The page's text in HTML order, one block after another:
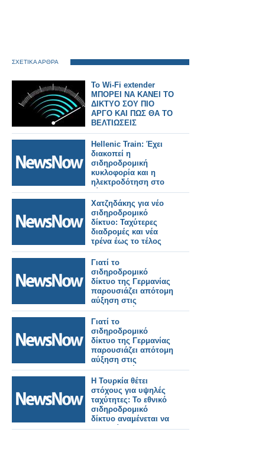
ΣΧΕΤΙΚΑ ΑΡΘΡΑ
Το Wi-Fi extender
ΜΠΟΡΕΙ ΝΑ ΚΑΝΕΙ ΤΟ
ΔΙΚΤΥΟ ΣΟΥ ΠΙΟ
ΑΡΓΟ ΚΑΙ ΠΩΣ ΘΑ ΤΟ
ΒΕΛΤΙΩΣΕΙΣ
Hellenic Train: Έχει
διακοπεί η
σιδηροδρομική
κυκλοφορία και η
ηλεκτροδότηση στο
δίκτυο του
Προαστιακού
Σιδηροδρόμου
Αθηνών.
Χατζηδάκης για νέο
σιδηροδρομικό
δίκτυο: Ταχύτερες
διαδρομές και νέα
τρένα έως το τέλος
του 2026.
Γιατί το
σιδηροδρομικό
δίκτυο της Γερμανίας
παρουσιάζει απότομη
αύξηση στις
εγκληματικές
επιθέσεις.
Γιατί το
σιδηροδρομικό
δίκτυο της Γερμανίας
παρουσιάζει απότομη
αύξηση στις
εγκληματικές
επιθέσεις.
Η Τουρκία θέτει
στόχους για υψηλές
ταχύτητες: Το εθνικό
σιδηροδρομικό
δίκτυο αναμένεται να
αυξηθεί στα 28.590